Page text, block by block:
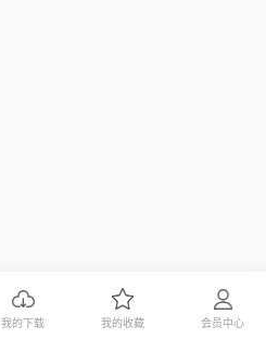
我的下载 我的收藏 会员中心